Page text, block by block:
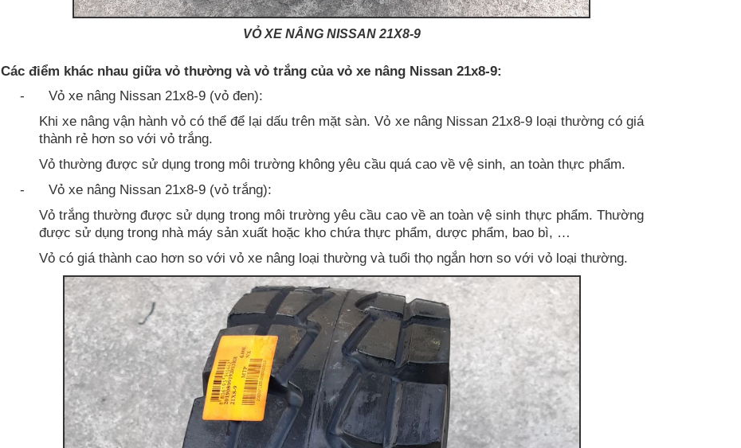
VỎ XE NÂNG NISSAN 21X8-9
Các điểm khác nhau giữa vỏ thường và vỏ trắng của vỏ xe nâng Nissan 21x8-9:
- Vỏ xe nâng Nissan 21x8-9 (vỏ đen):
Khi xe nâng vận hành vỏ có thể để lại dấu trên mặt sàn. Vỏ xe nâng Nissan 21x8-9 loại thường có giá
thành rẻ hơn so với vỏ trắng.
Vỏ thường được sử dụng trong môi trường không yêu cầu quá cao về vệ sinh, an toàn thực phẩm.
- Vỏ xe nâng Nissan 21x8-9 (vỏ trắng):
Vỏ trắng thường được sử dụng trong môi trường yêu cầu cao về an toàn vệ sinh thực phẩm. Thường
được sử dụng trong nhà máy sản xuất hoặc kho chứa thực phẩm, dược phẩm, bao bì, …
Vỏ có giá thành cao hơn so với vỏ xe nâng loại thường và tuổi thọ ngắn hơn so với vỏ loại thường.